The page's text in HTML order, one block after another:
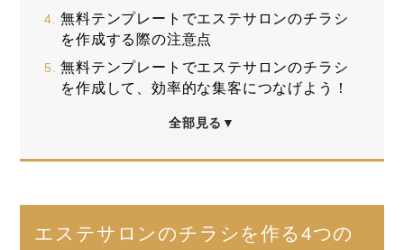
無料テンプレートでエステサロンのチラシ
を作成する際の注意点
無料テンプレートでエステサロンのチラシ
を作成して、効率的な集客につなげよう！
全部見る▼
エステサロンのチラシを作る4つの